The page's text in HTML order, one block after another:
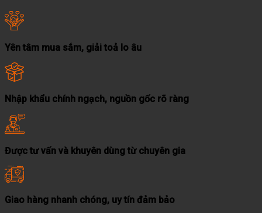
Yên tâm mua sắm, giải toả lo âu
Nhập khẩu chính ngạch, nguồn gốc rõ ràng
Được tư vấn và khuyên dùng từ chuyên gia
Giao hàng nhanh chóng, uy tín đảm bảo